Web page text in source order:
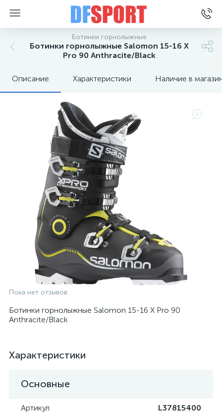
Ботинки горнолыжные
Ботинки горнолыжные Salomon 15-16 X
Pro 90 Anthracite/Black
Описание Характеристики Наличие в
Пока нет отзывов
Ботинки горнолыжные Salomon 15-16 X Pro 90
Anthracite/Black
Характеристики
Основные
Артикул L37815400